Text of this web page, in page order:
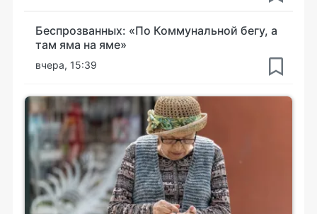
Беспрозванных: «По Коммунальной бегу, а
там яма на яме»
вчера, 15:39